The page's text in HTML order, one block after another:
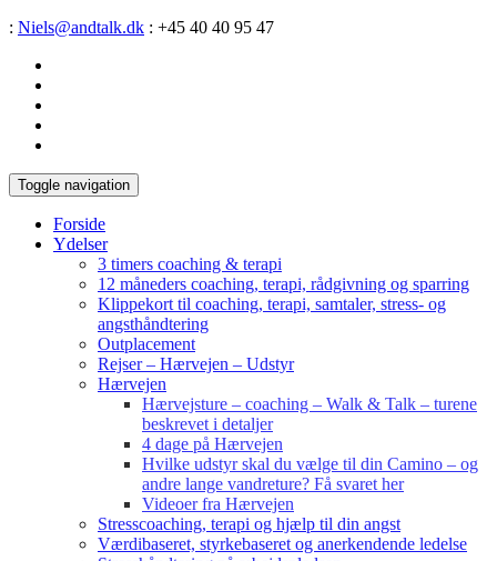
: Niels@andtalk.dk : +45 40 40 95 47
Toggle navigation
Forside
Ydelser
3 timers coaching & terapi
12 måneders coaching, terapi, rådgivning og sparring
Klippekort til coaching, terapi, samtaler, stress- og
angsthåndtering
Outplacement
Rejser – Hærvejen – Udstyr
Hærvejen
Hærvejsture – coaching – Walk & Talk – turene
beskrevet i detaljer
4 dage på Hærvejen
Hvilke udstyr skal du vælge til din Camino – og
andre lange vandreture? Få svaret her
Videoer fra Hærvejen
Stresscoaching, terapi og hjælp til din angst
Værdibaseret, styrkebaseret og anerkendende ledelse